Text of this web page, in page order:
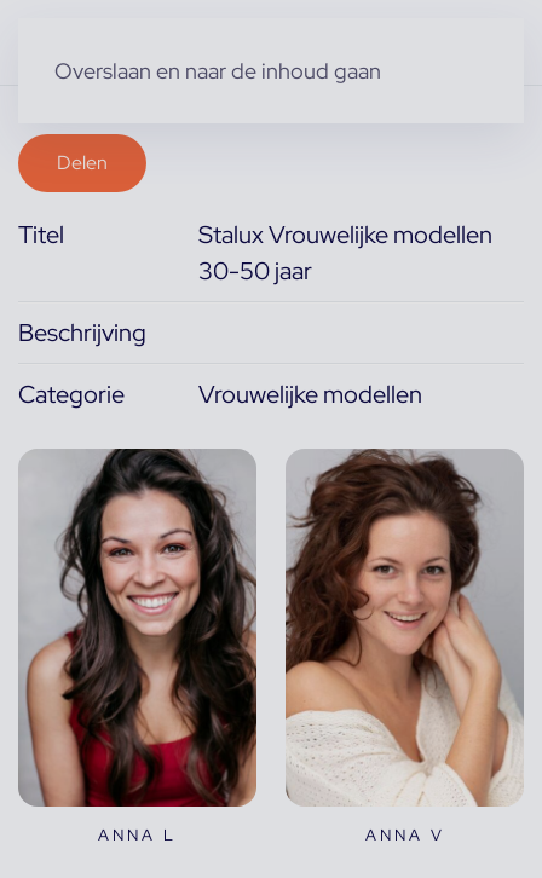
Overslaan en naar de inhoud gaan
Delen
Titel
Stalux Vrouwelijke modellen
30-50 jaar
Beschrijving
Categorie
Vrouwelijke modellen
ANNA L ANNA V